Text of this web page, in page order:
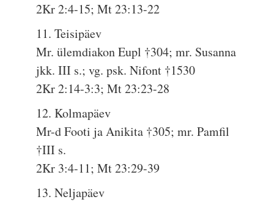
2Kr 2:4-15; Mt 23:13-22
11. Teisipäev
Mr. ülemdiakon Eupl †304; mr. Susanna
jkk. III s.; vg. psk. Nifont †1530
2Kr 2:14-3:3; Mt 23:23-28
12. Kolmapäev
Mr-d Footi ja Anikita †305; mr. Pamfil
†III s.
2Kr 3:4-11; Mt 23:29-39
13. Neljapäev